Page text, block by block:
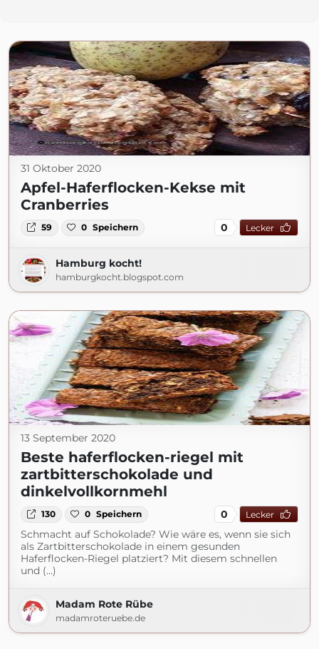
31 Oktober 2020
Apfel-Haferflocken-Kekse mit
Cranberries
59 0 Speichern 0 Lecker
Hamburg kocht!
hamburgkocht.blogspot.com
13 September 2020
Beste haferflocken-riegel mit
zartbitterschokolade und
dinkelvollkornmehl
130 0 Speichern 0 Lecker
Schmacht auf Schokolade? Wie wäre es, wenn sie sich
als Zartbitterschokolade in einem gesunden
Haferflocken-Riegel platziert? Mit diesem schnellen
und (...)
Madam Rote Rübe
madamroteruebe.de